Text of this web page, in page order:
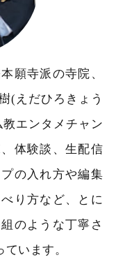
願寺派の寺院、
(えだひろきょう
エンタメチャン
体験談、生配信
の入れ方や編集
り方など、とに
のような丁寧さ
います。